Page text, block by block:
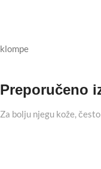
klompe
Preporučeno
Za bolju njegu kože,